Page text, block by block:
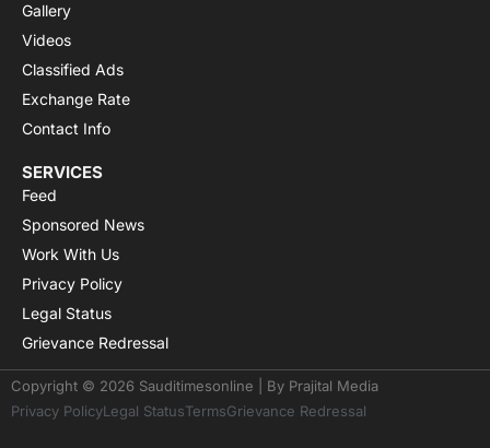
Gallery
Videos
Classified Ads
Exchange Rate
Contact Info
SERVICES
Feed
Sponsored News
Work With Us
Privacy Policy
Legal Status
Grievance Redressal
Copyright © 2026 Sauditimesonline | By Prajital Media
Privacy PolicyLegal StatusTermsGrievance Redressal